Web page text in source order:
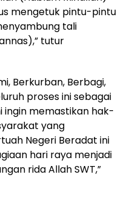
mengetuk pintu-pintu
tali
tutur
Berkurban, Berbagi,
proses ini sebagai
ingin memastikan hak-
yang
Negeri Beradat ini
hari raya menjadi
rida Allah SWT,”